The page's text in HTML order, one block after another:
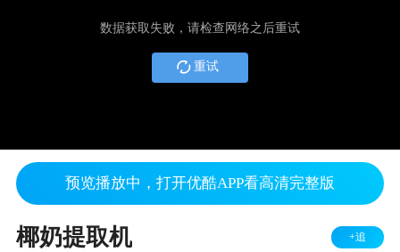
数据获取失败，请检查网络之后重试
重试
预览播放中，打开优酷APP看高清完整版
椰奶提取机 +追